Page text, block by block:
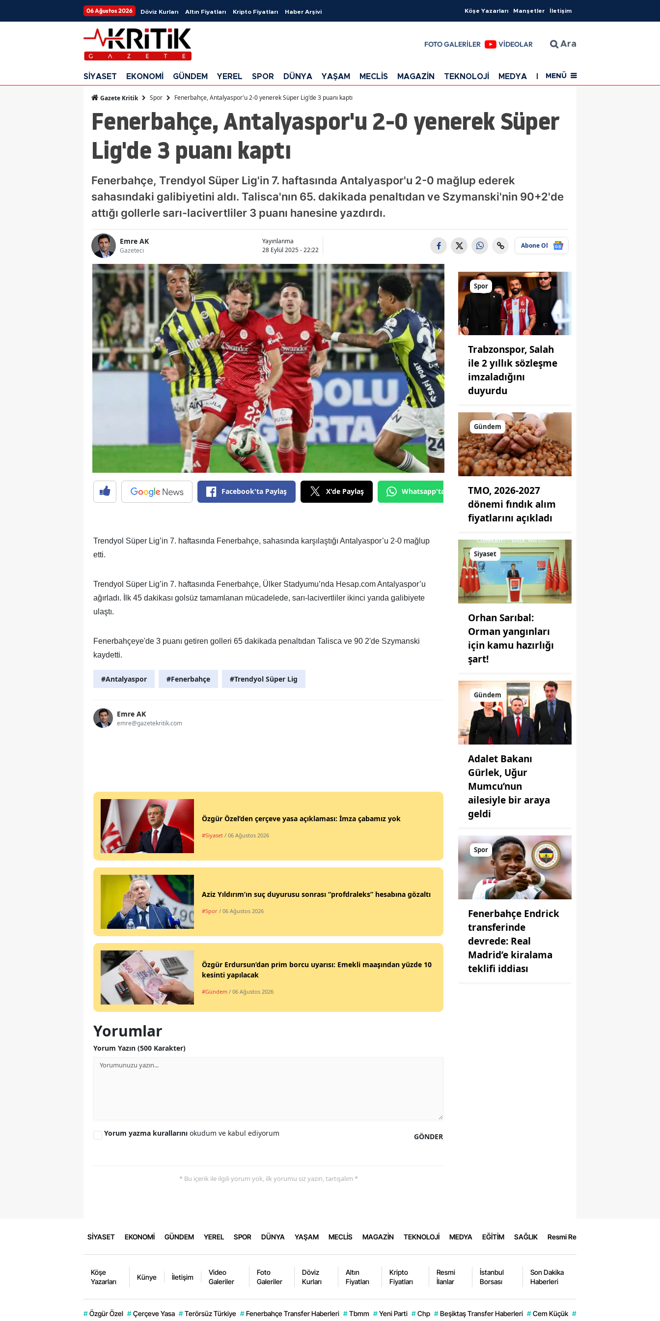
06 Ağustos 2026 Döviz Kurları Altın Fiyatları Kripto Fiyatları Haber Arşivi Köşe Yazarları Manşetler İletişim
FOTO GALERİLER VİDEOLAR Ara
SİYASET EKONOMİ GÜNDEM YEREL SPOR DÜNYA YAŞAM MECLİS MAGAZİN TEKNOLOJİ MEDYA EĞİTİM SAĞLIK
MENÜ
Gazete Kritik Spor Fenerbahçe, Antalyaspor'u 2-0 yenerek Süper Lig'de 3 puanı kaptı
Fenerbahçe, Antalyaspor'u 2-0 yenerek Süper
Lig'de 3 puanı kaptı
Fenerbahçe, Trendyol Süper Lig'in 7. haftasında Antalyaspor'u 2-0 mağlup ederek
sahasındaki galibiyetini aldı. Talisca'nın 65. dakikada penaltıdan ve Szymanski'nin 90+2'de
attığı gollerle sarı-lacivertliler 3 puanı hanesine yazdırdı.
Emre AK
Gazeteci
Yayınlanma
28 Eylül 2025 - 22:22
Abone Ol
Facebook'ta Paylaş X'de Paylaş Whatsapp'tan Gönder
Trendyol Süper Lig’in 7. haftasında Fenerbahçe, sahasında karşılaştığı Antalyaspor’u 2-0 mağlup
etti.
Trendyol Süper Lig’in 7. haftasında Fenerbahçe, Ülker Stadyumu’nda Hesap.com Antalyaspor’u
ağırladı. İlk 45 dakikası golsüz tamamlanan mücadelede, sarı-lacivertliler ikinci yarıda galibiyete
ulaştı.
Fenerbahçeye'de 3 puanı getiren golleri 65 dakikada penaltıdan Talisca ve 90 2'de Szymanski
kaydetti.
#Antalyaspor #Fenerbahçe #Trendyol Süper Lig
Emre AK
emre@gazetekritik.com
Özgür Özel’den çerçeve yasa açıklaması: İmza çabamız yok
#Siyaset / 06 Ağustos 2026
Aziz Yıldırım’ın suç duyurusu sonrası “profdraleks” hesabına gözaltı
#Spor / 06 Ağustos 2026
Özgür Erdursun’dan prim borcu uyarısı: Emekli maaşından yüzde 10
kesinti yapılacak
#Gündem / 06 Ağustos 2026
Yorumlar
Yorum Yazın (500 Karakter)
GÖNDER
Yorum yazma kurallarını okudum ve kabul ediyorum
* Bu içerik ile ilgili yorum yok, ilk yorumu siz yazın, tartışalım *
Spor
Trabzonspor, Salah
ile 2 yıllık sözleşme
imzaladığını
duyurdu
Gündem
TMO, 2026-2027
dönemi fındık alım
fiyatlarını açıkladı
Siyaset
Orhan Sarıbal:
Orman yangınları
için kamu hazırlığı
şart!
Gündem
Adalet Bakanı
Gürlek, Uğur
Mumcu’nun
ailesiyle bir araya
geldi
Spor
Fenerbahçe Endrick
transferinde
devrede: Real
Madrid’e kiralama
teklifi iddiası
SİYASET EKONOMİ GÜNDEM YEREL SPOR DÜNYA YAŞAM MECLİS MAGAZİN TEKNOLOJİ MEDYA EĞİTİM SAĞLIK Resmi Reklamlar
Köşe
Yazarları
Künye İletişim
Video
Galeriler
Foto
Galeriler
Döviz
Kurları
Altın
Fiyatları
Kripto
Fiyatları
Resmi
İlanlar
İstanbul
Borsası
Son Dakika
Haberleri
# Özgür Özel # Çerçeve Yasa # Terörsüz Türkiye # Fenerbahçe Transfer Haberleri # Tbmm # Yeni Parti # Chp # Beşiktaş Transfer Haberleri # Cem Küçük #